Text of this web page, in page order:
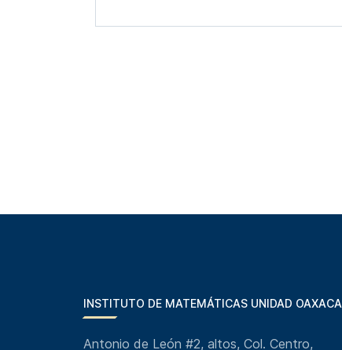
INSTITUTO DE MATEMÁTICAS UNIDAD OAXACA
Antonio de León #2, altos, Col. Centro,